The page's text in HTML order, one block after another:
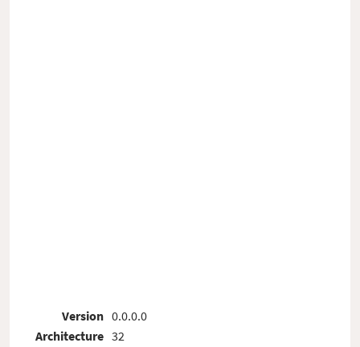
Version
Architecture
0.0.0.0
32